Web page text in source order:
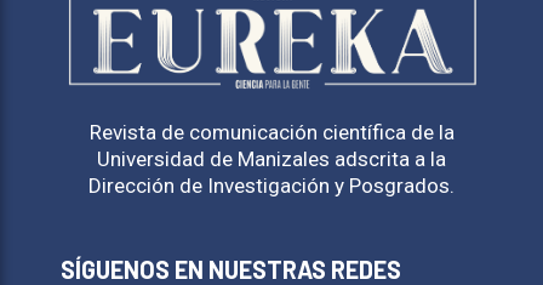
Revista de comunicación científica de la
Universidad de Manizales adscrita a la
Dirección de Investigación y Posgrados.
SÍGUENOS EN NUESTRAS REDES